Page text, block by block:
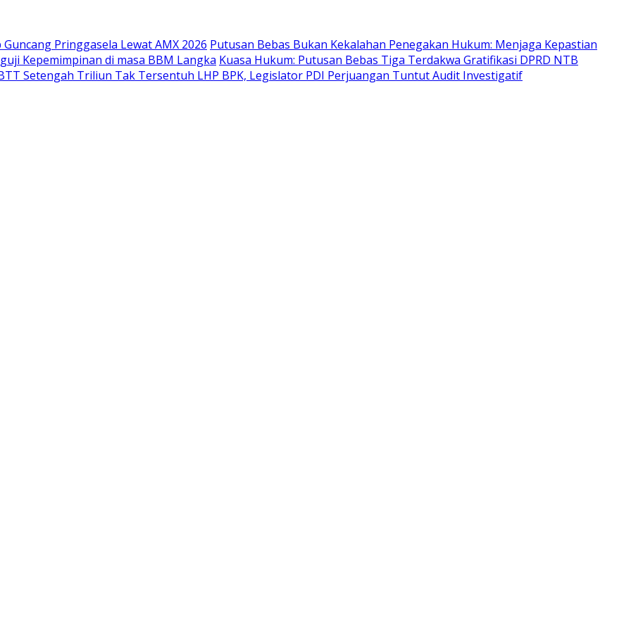
Pringgasela Lewat AMX 2026 Putusan Bebas Bukan Kekalahan Penegakan Hukum: Menjaga Kepastian
Kepemimpinan di masa BBM Langka Kuasa Hukum: Putusan Bebas Tiga Terdakwa Gratifikasi DPRD NTB
Setengah Triliun Tak Tersentuh LHP BPK, Legislator PDI Perjuangan Tuntut Audit Investigatif